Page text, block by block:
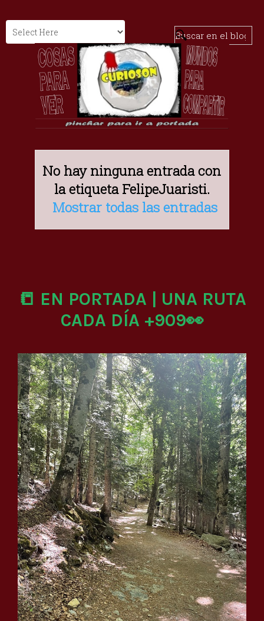
No hay ninguna entrada con
la etiqueta FelipeJuaristi.
Mostrar todas las entradas
📒 EN PORTADA | UNA RUTA
CADA DÍA +909👀